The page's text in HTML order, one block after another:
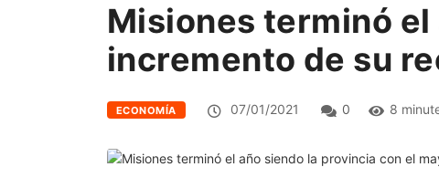
Misiones terminó
incremento de su
ECONOMÍA 07/01/2021 0 8